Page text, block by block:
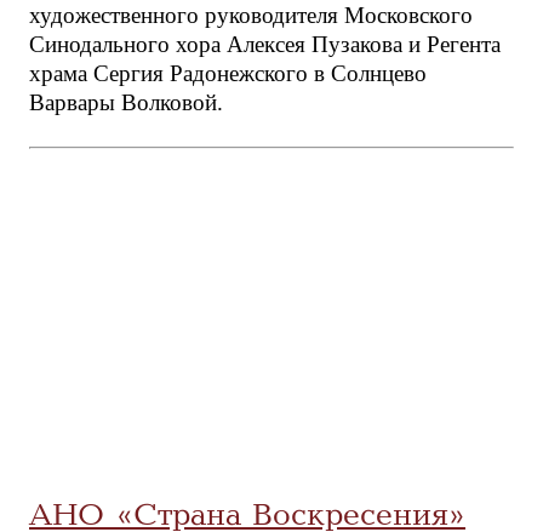
художественного руководителя Московского
Синодального хора Алексея Пузакова и Регента
храма Сергия Радонежского в Солнцево
Варвары Волковой.
АНО «Страна Воскресения»